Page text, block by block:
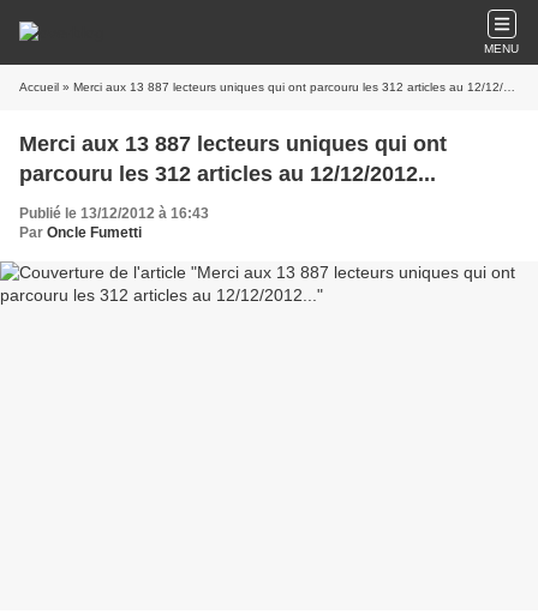
MENU
Accueil » Merci aux 13 887 lecteurs uniques qui ont parcouru les 312 articles au 12/12/2012...
Merci aux 13 887 lecteurs uniques qui ont
parcouru les 312 articles au 12/12/2012...
Publié le 13/12/2012 à 16:43
Par Oncle Fumetti